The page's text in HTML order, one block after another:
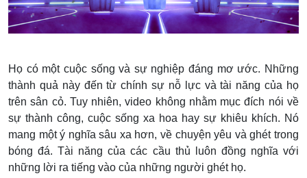
Họ có một cuộc sống và sự nghiệp đáng mơ ước. Những
thành quả này đến từ chính sự nỗ lực và tài năng của họ
trên sân cỏ. Tuy nhiên, video không nhằm mục đích nói về
sự thành công, cuộc sống xa hoa hay sự khiêu khích. Nó
mang một ý nghĩa sâu xa hơn, về chuyện yêu và ghét trong
bóng đá. Tài năng của các cầu thủ luôn đồng nghĩa với
những lời ra tiếng vào của những người ghét họ.